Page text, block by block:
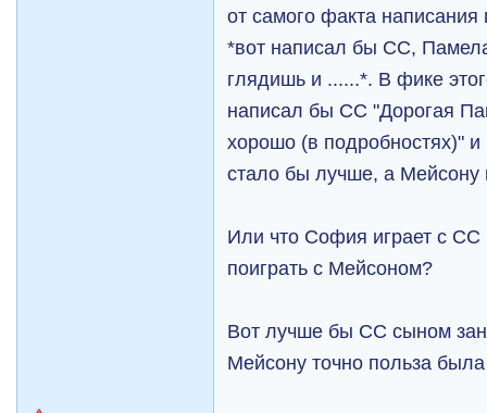
от самого факта
*вот написал бы СС,
глядишь и ......*. В фике
написал бы СС "Дорогая
хорошо (в подробностях)"
стало бы лучше, а Мейсону
Или что София играет с СС
поиграть с Мейсоном?
Вот лучше бы СС сыном
Мейсону точно польза